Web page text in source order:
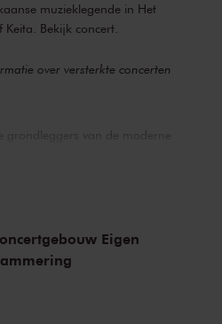
muzieklegende in Het
Bekijk concert
over versterkte concerten
van de moderne
eigenheid weet hij als
de kora wordt
legende is in Mali, gerespecteerd
hele wereld. Waarbij zijn
aan die van de grote bluesmannen
Eigen